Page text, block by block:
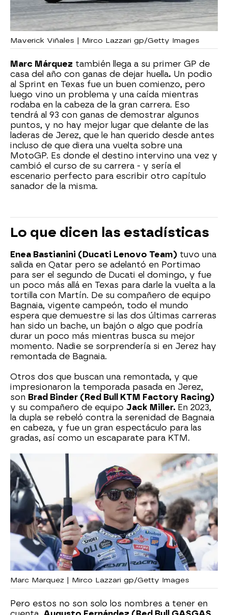
Maverick Viñales | Mirco Lazzari gp/Getty Images
Marc Márquez también llega a su primer GP de
casa del año con ganas de dejar huella. Un podio
al Sprint en Texas fue un buen comienzo, pero
luego vino un problema y una caída mientras
rodaba en la cabeza de la gran carrera. Eso
tendrá al 93 con ganas de demostrar algunos
puntos, y no hay mejor lugar que delante de las
laderas de Jerez, que le han querido desde antes
incluso de que diera una vuelta sobre una
MotoGP. Es donde el destino intervino una vez y
cambió el curso de su carrera - y sería el
escenario perfecto para escribir otro capítulo
sanador de la misma.
Lo que dicen las estadísticas
Enea Bastianini (Ducati Lenovo Team) tuvo una
salida en Qatar pero se adelantó en Portimao
para ser el segundo de Ducati el domingo, y fue
un poco más allá en Texas para darle la vuelta a la
tortilla con Martín. De su compañero de equipo
Bagnaia, vigente campeón, todo el mundo
espera que demuestre si las dos últimas carreras
han sido un bache, un bajón o algo que podría
durar un poco más mientras busca su mejor
momento. Nadie se sorprendería si en Jerez hay
remontada de Bagnaia.
Otros dos que buscan una remontada, y que
impresionaron la temporada pasada en Jerez,
son Brad Binder (Red Bull KTM Factory Racing)
y su compañero de equipo Jack Miller. En 2023,
la dupla se rebeló contra la serenidad de Bagnaia
en cabeza, y fue un gran espectáculo para las
gradas, así como un escaparate para KTM.
Marc Marquez | Mirco Lazzari gp/Getty Images
Pero estos no son solo los nombres a tener en